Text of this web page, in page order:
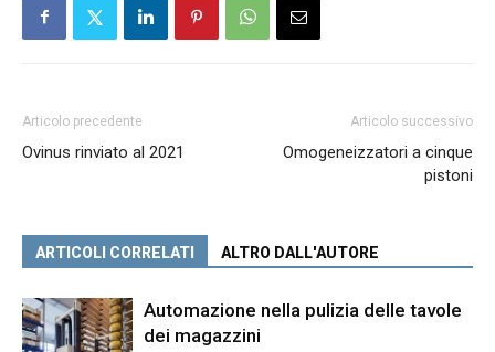
Articolo precedente
Ovinus rinviato al 2021
Articolo successivo
Omogeneizzatori a cinque
pistoni
ARTICOLI CORRELATI ALTRO DALL'AUTORE
Automazione nella pulizia delle tavole
dei magazzini